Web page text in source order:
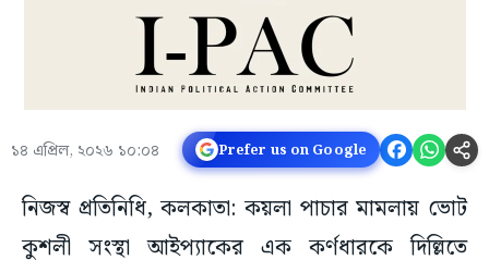
১৪ এপ্রিল, ২০২৬ ১০:০৪ Prefer us on Google
নিজস্ব প্রতিনিধি, কলকাতা: কয়লা পাচার মামলায় ভোট
কুশলী সংস্থা আইপ্যাকের এক কর্ণধারকে দিল্লিতে